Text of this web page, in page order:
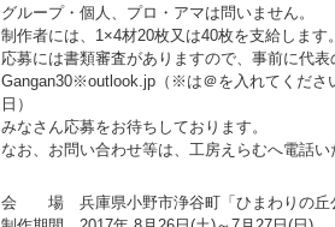
グループ・個人、プロ・アマは問いません。
制作者には、1×4材20枚又は40枚を支給します。
応募には書類審査がありますので、事前に代
Gangan30※outlook.jp（※は＠を入れてくださ
日）
みなさん応募をお待ちしております。
なお、お問い合わせ等は、工房えらむへ電話
会 場 兵庫県小野市浄谷町「ひまわりの丘